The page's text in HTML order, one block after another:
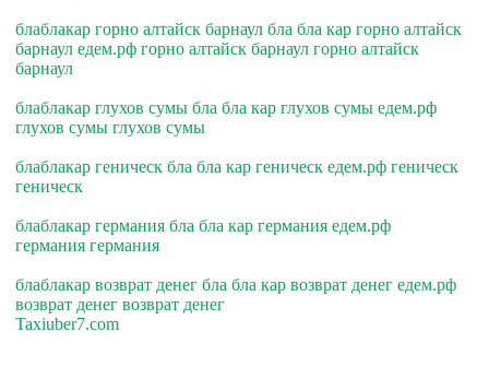
блаблакар горно алтайск барнаул бла бла кар горно алтайск
барнаул едем.рф горно алтайск барнаул горно алтайск
барнаул
блаблакар глухов сумы бла бла кар глухов сумы едем.рф
глухов сумы глухов сумы
блаблакар геническ бла бла кар геническ едем.рф геническ
геническ
блаблакар германия бла бла кар германия едем.рф
германия германия
блаблакар возврат денег бла бла кар возврат денег едем.рф
возврат денег возврат денег
Taxiuber7.com